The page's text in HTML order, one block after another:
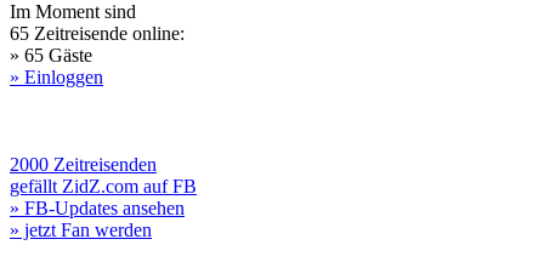
Im Moment sind
65 Zeitreisende online:
» 65 Gäste
» Einloggen
2000 Zeitreisenden
gefällt ZidZ.com auf FB
» FB-Updates ansehen
» jetzt Fan werden